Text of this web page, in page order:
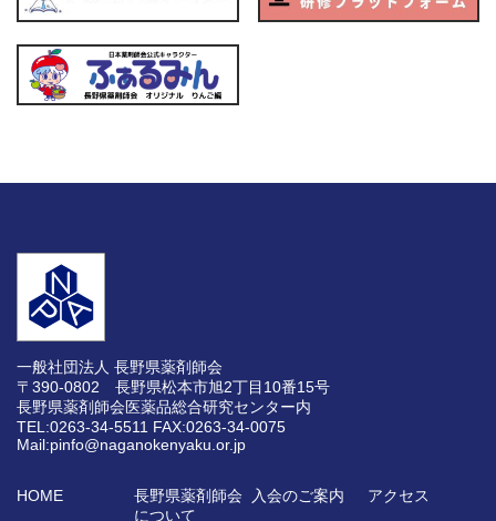
一般社団法人 長野県薬剤師会
〒390-0802 長野県松本市旭2丁目10番15号
長野県薬剤師会医薬品総合研究センター内
TEL:0263-34-5511 FAX:0263-34-0075
Mail:pinfo@naganokenyaku.or.jp
HOME
長野県薬剤師会
について
入会のご案内 アクセス